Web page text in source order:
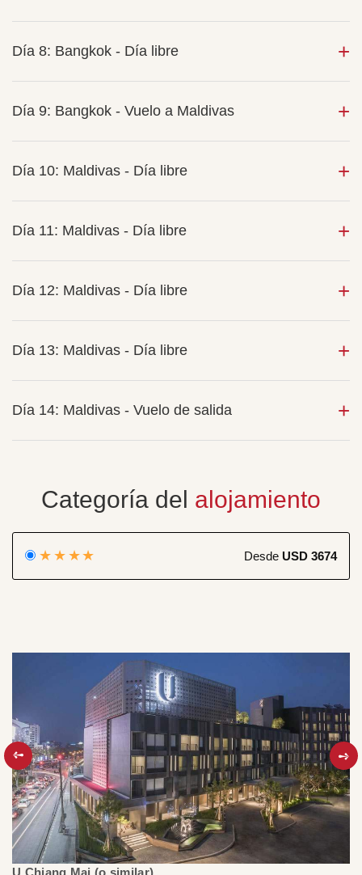
Día 8: Bangkok - Día libre
Día 9: Bangkok - Vuelo a Maldivas
Día 10: Maldivas - Día libre
Día 11: Maldivas - Día libre
Día 12: Maldivas - Día libre
Día 13: Maldivas - Día libre
Día 14: Maldivas - Vuelo de salida
Categoría del alojamiento
★★★★ Desde USD 3674